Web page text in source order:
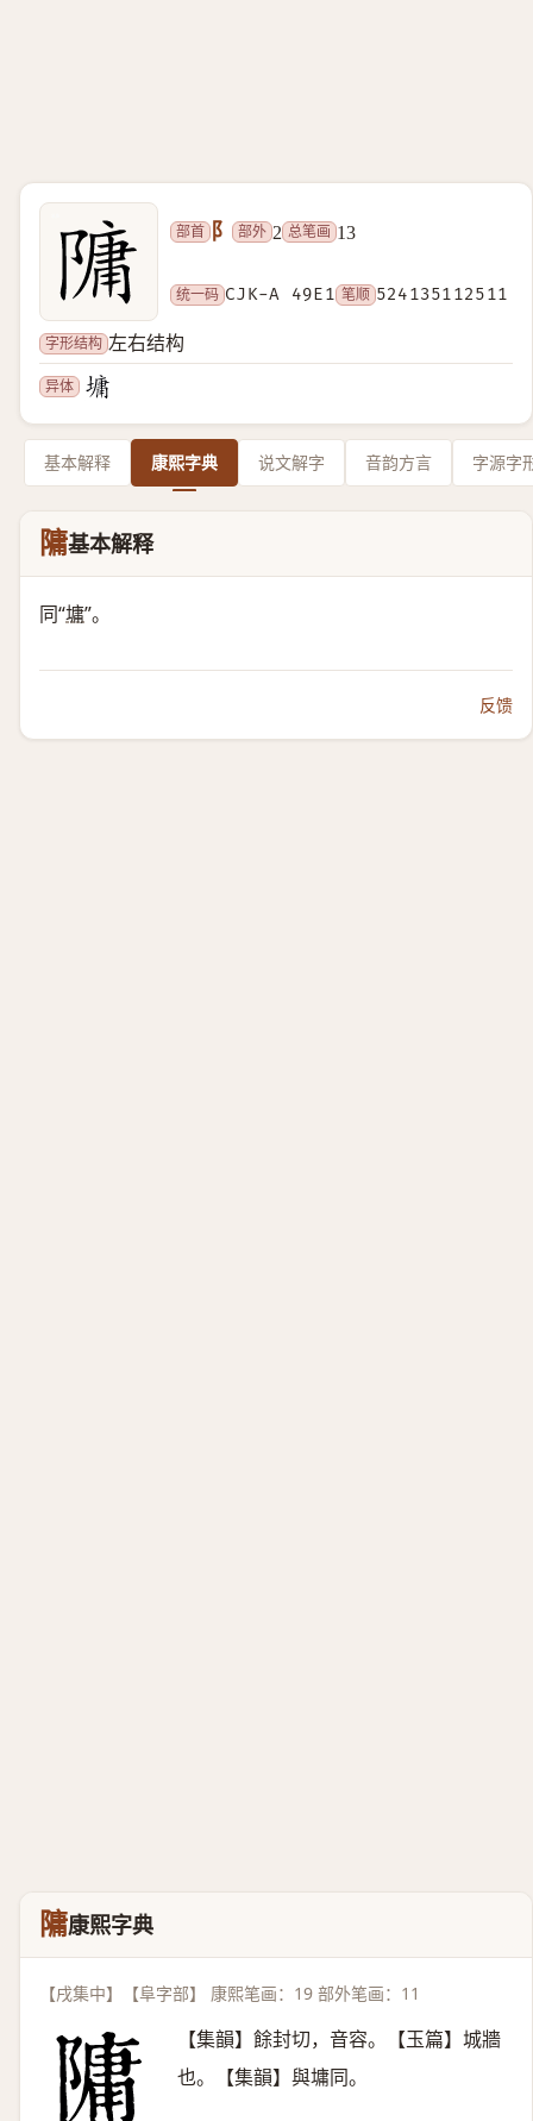
部首 阝 部外 2 总笔画 13
统一码 CJK-A 49E1 笔顺 524135112511
字形结构 左右结构
异体
基本解释 康熙字典 说文解字 音韵方言 字源字
䧡基本解释
同“墉”。
反馈
䧡康熙字典
【戌集中】【阜字部】 康熙笔画：19 部外笔画：11
【集韻】餘封切，音容。【玉篇】城牆
也。【集韻】與墉同。